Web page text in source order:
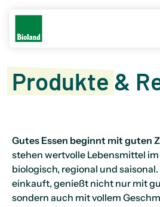
Produkte &
Gutes Essen beginnt mit guten
stehen wertvolle Lebensmittel
biologisch, regional und
einkauft, genießt nicht nur mit
sondern auch mit vollem